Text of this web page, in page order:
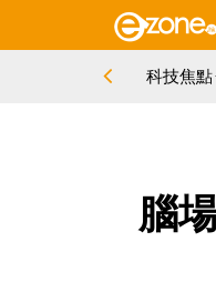
科技焦點
腦